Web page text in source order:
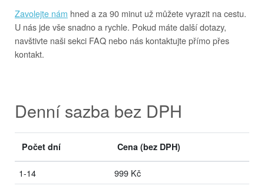
Zavolejte nám hned a za 90 minut už můžete vyrazit na cestu.
U nás jde vše snadno a rychle. Pokud máte další dotazy,
navštivte naši sekci FAQ nebo nás kontaktujte přímo přes
kontakt.
Denní sazba bez DPH
Počet dní Cena (bez DPH)
1-14
999 Kč